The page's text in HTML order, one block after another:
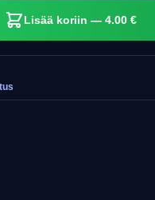
Lisää koriin — 4.00 €